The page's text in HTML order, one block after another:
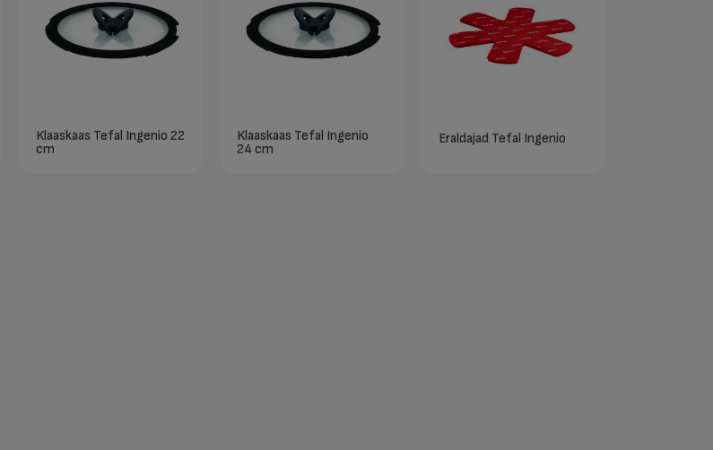
Klaaskaas Tefal Ingenio 22
cm
Klaaskaas Tefal Ingenio
24 cm
Eraldajad Tefal Ingenio